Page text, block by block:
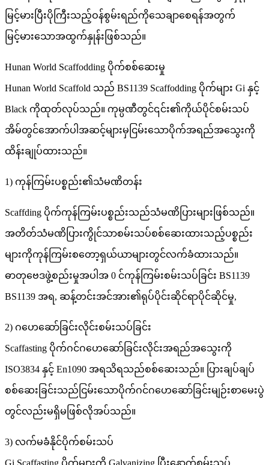
မြင့်မားပြီးပိုကြီးသည့်ဝန်စွမ်းရည်ကိုသေချာစေရန်အတွက်
မြင့်မားသောအထွက်နှုန်းဖြစ်သည်။
Hunan World Scaffodding ပိုက်စစ်ဆေးမှု
Hunan World Scaffold သည် BS1139 Scaffodding ပိုက်များ Gi နှင့်
Black ကိုထုတ်လုပ်သည်။ ကုမ္ပဏီတွင်၎င်း၏ကိုယ်ပိုင်စမ်းသပ်
အိမ်တွင်အောက်ပါအဆင့်များမှငြမ်းသောပိုက်အရည်အသွေးကို
ထိန်းချုပ်ထားသည်။
1) ကုန်ကြမ်းပစ္စည်း၏သံမဏိတန်း
Scaffding ပိုက်ကုန်ကြမ်းပစ္စည်းသည်သံမဏိပြားများဖြစ်သည်။
အတိတ်သံမဏိပြားကွိုင်သာစမ်းသပ်စစ်ဆေးထားသည့်ပစ္စည်း
များကိုကုန်ကြမ်းစတော့ရှယ်ယာများတွင်လက်ခံထားသည်။
ဓာတုဗေဒဖွဲ့စည်းမှုအပါအ 0 င်ကုန်ကြမ်းစမ်းသပ်ခြင်း BS1139
BS1139 အရ, ဆန့်တင်းအင်အား၏ရုပ်ပိုင်းဆိုင်ရာပိုင်ဆိုင်မှု,
2) ဂဟေဆော်ခြင်းလိုင်းစမ်းသပ်ခြင်း
Scaffasting ပိုက်ဂင်ဂဟေဆော်ခြင်းလိုင်းအရည်အသွေးကို
ISO3834 နှင့် En1090 အရသိရသည်စစ်ဆေးသည်။ ပြားချပ်ချပ်
စစ်ဆေးခြင်းသည်ငြမ်းသောပိုက်ဂင်ဂဟေဆော်ခြင်းမျဉ်းစာမေးပွဲ
တွင်လည်းမရှိမဖြစ်လိုအပ်သည်။
3) လက်မခံနိုင်ပိုက်စမ်းသပ်
Gi Scaffasting ပိုက်များကို Galvanizing ပြီးနောက်စမ်းသပ်